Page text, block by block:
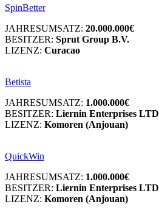
SpinBetter
JAHRESUMSATZ: 20.000.000€
BESITZER: Sprut Group B.V.
LIZENZ: Curacao
Betista
JAHRESUMSATZ: 1.000.000€
BESITZER: Liernin Enterprises LTD
LIZENZ: Komoren (Anjouan)
QuickWin
JAHRESUMSATZ: 1.000.000€
BESITZER: Liernin Enterprises LTD
LIZENZ: Komoren (Anjouan)